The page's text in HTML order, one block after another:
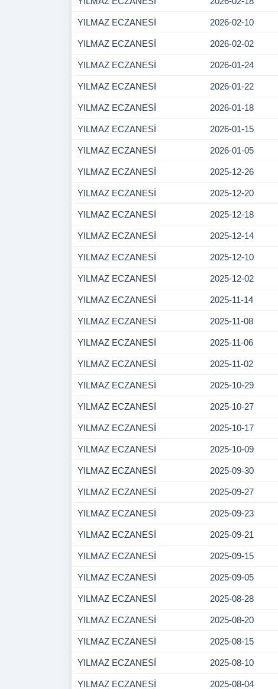
YILMAZ ECZANESİ 2026-02-10
YILMAZ ECZANESİ 2026-02-02
YILMAZ ECZANESİ 2026-01-24
YILMAZ ECZANESİ 2026-01-22
YILMAZ ECZANESİ 2026-01-18
YILMAZ ECZANESİ 2026-01-15
YILMAZ ECZANESİ 2026-01-05
YILMAZ ECZANESİ 2025-12-26
YILMAZ ECZANESİ 2025-12-20
YILMAZ ECZANESİ 2025-12-18
YILMAZ ECZANESİ 2025-12-14
YILMAZ ECZANESİ 2025-12-10
YILMAZ ECZANESİ 2025-12-02
YILMAZ ECZANESİ 2025-11-14
YILMAZ ECZANESİ 2025-11-08
YILMAZ ECZANESİ 2025-11-06
YILMAZ ECZANESİ 2025-11-02
YILMAZ ECZANESİ 2025-10-29
YILMAZ ECZANESİ 2025-10-27
YILMAZ ECZANESİ 2025-10-17
YILMAZ ECZANESİ 2025-10-09
YILMAZ ECZANESİ 2025-09-30
YILMAZ ECZANESİ 2025-09-27
YILMAZ ECZANESİ 2025-09-23
YILMAZ ECZANESİ 2025-09-21
YILMAZ ECZANESİ 2025-09-15
YILMAZ ECZANESİ 2025-09-05
YILMAZ ECZANESİ 2025-08-28
YILMAZ ECZANESİ 2025-08-20
YILMAZ ECZANESİ 2025-08-15
YILMAZ ECZANESİ 2025-08-10
YILMAZ ECZANESİ 2025-08-04